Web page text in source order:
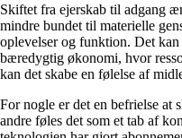
Skiftet fra ejerskab til adgang
mindre bundet til materielle
oplevelser og funktion. Det kan
bæredygtig økonomi, hvor
kan det skabe en følelse af
For nogle er det en befrielse at
andre føles det som et tab af